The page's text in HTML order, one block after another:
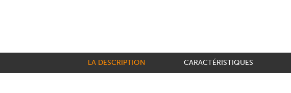
LA DESCRIPTION CARACTÉRISTIQUES